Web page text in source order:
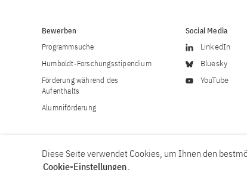
Bewerben
Programmsuche
Humboldt-Forschungsstipendium
Förderung während des
Aufenthalts
Alumniförderung
Social Media
LinkedIn
Bluesky
YouTube
Diese Seite verwendet Cookies, um Ihnen den
Cookie-Einstellungen.